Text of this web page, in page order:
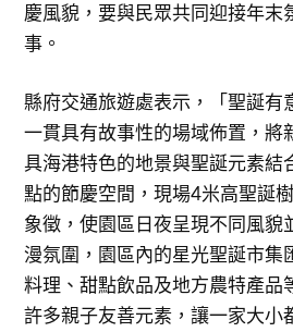
慶風貌，要與民眾共同迎接年末
事。
縣府交通旅遊處表示，「聖誕有
一貫具有故事性的場域佈置，將
具海港特色的地景與聖誕元素結
點的節慶空間，現場4米高聖誕
象徵，使園區日夜呈現不同風貌
漫氛圍，園區內的星光聖誕市集
料理、甜點飲品及地方農特產品
許多親子友善元素，讓一家大小